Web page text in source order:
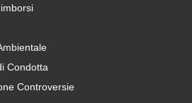
Condotta
Controversie